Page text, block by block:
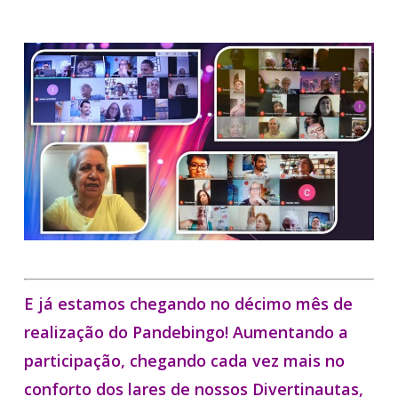
E já estamos chegando no décimo mês de
realização do Pandebingo! Aumentando a
participação, chegando cada vez mais no
conforto dos lares de nossos Divertinautas,